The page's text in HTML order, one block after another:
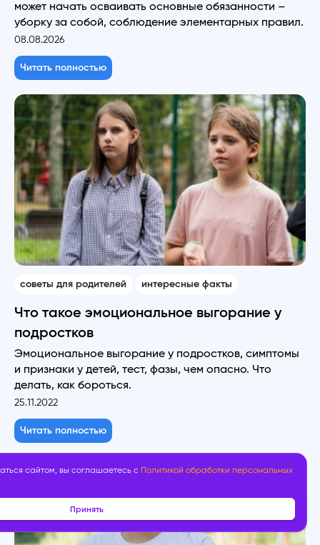
может начать осваивать основные обязанности –
уборку за собой, соблюдение элементарных правил.
08.08.2026
Читать полностью
советы для родителей интересные факты
Что такое эмоциональное выгорание у
подростков
Эмоциональное выгорание у подростков, симптомы
и признаки у детей, тест, фазы, чем опасно. Что
делать, как бороться.
25.11.2022
Читать полностью
сайтом, вы соглашаетесь с Политикой обработки персональных
Принять